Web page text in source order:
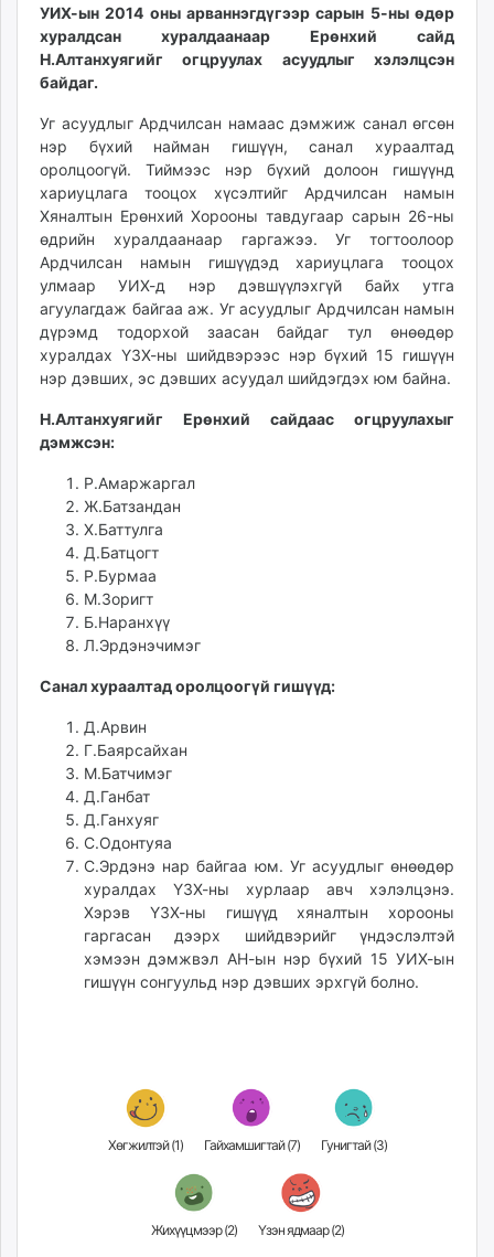
zarig.mn
today.mn
zuv.mn
mminfo.mn
ugluu.mn
urlag.mn
unen.mn
asu.mn
shudarga.mn
shuurhai.mn
unuudur.mn
isee.mn
mglradio.com
fact.mn
tumen.mn
shuum.mn
times.mn
tvmongolia.mn
mass.mn
unegui.mn
assa.mn
toim.mn
tac.mn
unread.today
УИХ-ын 2014 оны арваннэгдүгээр сарын 5-ны өдөр
хуралдсан хуралдаанаар Ерөнхий сайд
Н.Алтанхуягийг огцруулах асуудлыг хэлэлцсэн
байдаг.
Уг асуудлыг Ардчилсан намаас дэмжиж санал өгсөн
нэр бүхий найман гишүүн, санал хураалтад
оролцоогүй. Тиймээс нэр бүхий долоон гишүүнд
хариуцлага тооцох хүсэлтийг Ардчилсан намын
Хяналтын Ерөнхий Хорооны тавдугаар сарын 26-ны
өдрийн хуралдаанаар гаргажээ. Уг тогтоолоор
Ардчилсан намын гишүүдэд хариуцлага тооцох
улмаар УИХ-д нэр дэвшүүлэхгүй байх утга
агуулагдаж байгаа аж. Уг асуудлыг Ардчилсан намын
дүрэмд тодорхой заасан байдаг тул өнөөдөр
хуралдах ҮЗХ-ны шийдвэрээс нэр бүхий 15 гишүүн
нэр дэвших, эс дэвших асуудал шийдэгдэх юм байна.
Н.Алтанхуягийг Ерөнхий сайдаас огцруулахыг
дэмжсэн:
Р.Амаржаргал
Ж.Батзандан
Х.Баттулга
Д.Батцогт
Р.Бурмаа
М.Зоригт
Б.Наранхүү
Л.Эрдэнэчимэг
Санал хураалтад оролцоогүй гишүүд:
Д.Арвин
Г.Баярсайхан
М.Батчимэг
Д.Ганбат
Д.Ганхуяг
С.Одонтуяа
С.Эрдэнэ нар байгаа юм. Уг асуудлыг өнөөдөр
хуралдах ҮЗХ-ны хурлаар авч хэлэлцэнэ.
Хэрэв ҮЗХ-ны гишүүд хяналтын хорооны
гаргасан дээрх шийдвэрийг үндэслэлтэй
хэмээн дэмжвэл АН-ын нэр бүхий 15 УИХ-ын
гишүүн сонгуульд нэр дэвших эрхгүй болно.
Хөгжилтэй (1) Гайхамшигтай (7) Гунигтай (3)
Жихүүцмээр (2) Үзэн ядмаар (2)